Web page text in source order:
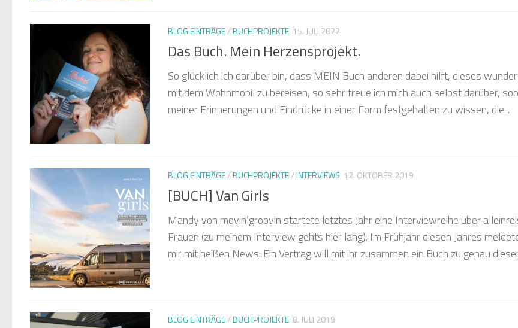
BLOG EINTRÄGE/BUCHPROJEKTE 15. JULI 2022
Das Buch. Mein Herzensprojekt.
So glücklich ich darüber bin, dass MEIN Buch anderen dabei hilft, dieses
mit dem Wohnmobil zu bereisen, so sehr freue ich mich auch selbst darüber,
meiner Erinnerungen und Eindrücke in einer Form festgehalten zu wissen, die...
BLOG EINTRÄGE/BUCHPROJEKTE/INTERVIEWS 12. OKTOBER 2019
[BUCH] Van Girls
Mandy von movin’groovin startete letztes Jahr eine Interviewreihe über
Frauen (zu meinem Interview gehts hier lang). Im Frühjahr diesen Jahres
mir mit heißen News: Ein Vertrag will mit ihr zusammen ein Buch zu genau
BLOG EINTRÄGE/BUCHPROJEKTE 8. JULI 2019